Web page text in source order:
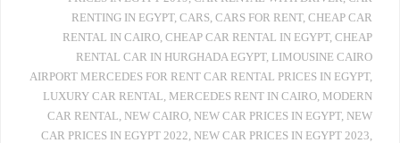
RENTING IN EGYPT, CARS, CARS FOR RENT, CHEAP CAR
RENTAL IN CAIRO, CHEAP CAR RENTAL IN EGYPT, CHEAP
RENTAL CAR IN HURGHADA EGYPT, LIMOUSINE CAIRO
AIRPORT MERCEDES FOR RENT CAR RENTAL PRICES IN EGYPT,
LUXURY CAR RENTAL, MERCEDES RENT IN CAIRO, MODERN
CAR RENTAL, NEW CAIRO, NEW CAR PRICES IN EGYPT, NEW
CAR PRICES IN EGYPT 2022, NEW CAR PRICES IN EGYPT 2023,